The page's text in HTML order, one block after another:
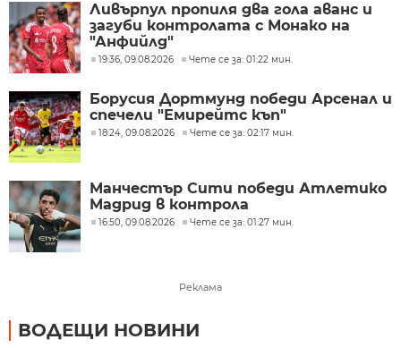
Ливърпул пропиля два гола аванс и
загуби контролата с Монако на
"Анфийлд"
19:36, 09.08.2026 Чете се за: 01:22 мин.
Борусия Дортмунд победи Арсенал и
спечели "Емирейтс къп"
18:24, 09.08.2026 Чете се за: 02:17 мин.
Манчестър Сити победи Атлетико
Мадрид в контрола
16:50, 09.08.2026 Чете се за: 01:27 мин.
Реклама
ВОДЕЩИ НОВИНИ